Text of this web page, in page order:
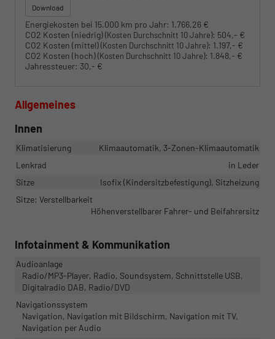
Download
Energiekosten bei 15.000 km pro Jahr: 1.766,26 €
CO2 Kosten (niedrig)(Kosten Durchschnitt 10 Jahre): 504,- €
CO2 Kosten (mittel)(Kosten Durchschnitt 10 Jahre): 1.197,- €
CO2 Kosten (hoch)(Kosten Durchschnitt 10 Jahre): 1.848,- €
Jahressteuer: 30,- €
Allgemeines
Innen
Klimatisierung
Klimaautomatik, 3-Zonen-Klimaautomatik
Lenkrad
in Leder
Sitze
Isofix (Kindersitzbefestigung), Sitzheizung
Sitze: Verstellbarkeit
Höhenverstellbarer Fahrer- und Beifahrersitz
Infotainment & Kommunikation
Audioanlage
Radio/MP3-Player, Radio, Soundsystem, Schnittstelle USB,
Digitalradio DAB, Radio/DVD
Navigationssystem
Navigation, Navigation mit Bildschirm, Navigation mit TV,
Navigation per Audio